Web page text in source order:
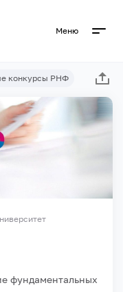
Меню
конкурсы РНФ
фундаментальных